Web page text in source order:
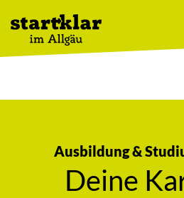
Ausbildung &
Deine